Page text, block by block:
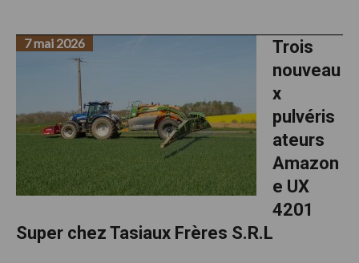
pleinement
qualités
Zaxis
180
Trois
nouveau
x
pulvéris
ateurs
Amazon
e UX
4201
Super chez Tasiaux Frères S.R.L
7 mai 2026